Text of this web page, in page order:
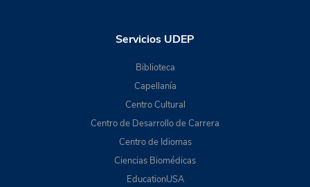
Servicios UDEP
Biblioteca
Capellanía
Centro Cultural
Centro de Desarrollo de Carrera
Centro de Idiomas
Ciencias Biomédicas
EducationUSA